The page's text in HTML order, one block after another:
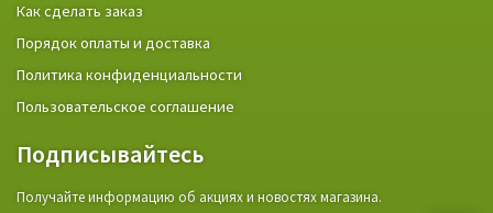
Как сделать заказ
Порядок оплаты и доставка
Политика конфиденциальности
Пользовательское соглашение
Подписывайтесь
Получайте информацию об акциях и новостях магазина.